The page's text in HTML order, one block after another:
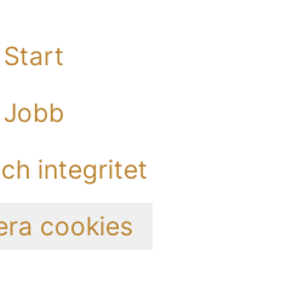
Start
Jobb
integritet
cookies